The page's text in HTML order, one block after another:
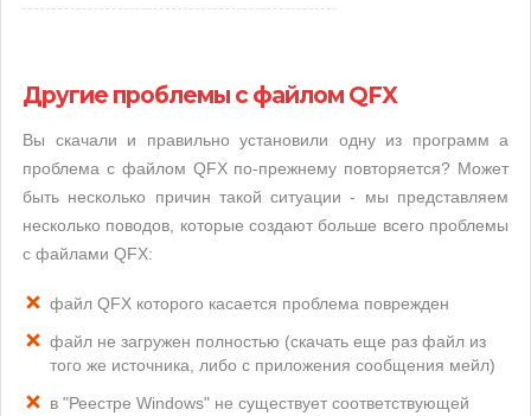
Другие проблемы с файлом QFX
Вы скачали и правильно установили одну из программ а
проблема с файлом QFX по-прежнему повторяется? Может
быть несколько причин такой ситуации - мы представляем
несколько поводов, которые создают больше всего проблемы
с файлами QFX:
файл QFX которого касается проблема поврежден
файл не загружен полностью (скачать еще раз файл из
того же источника, либо с приложения сообщения мейл)
в "Реестре Windows" не существует соответствующей